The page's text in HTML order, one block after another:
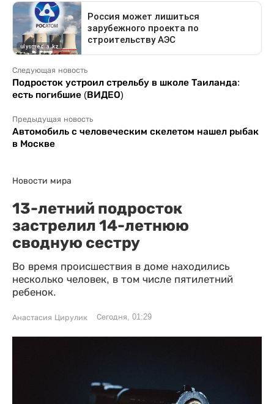
Следующая новость
Подросток устроил стрельбу в школе Таиланда:
есть погибшие (ВИДЕО)
Предыдущая новость
Автомобиль с человеческим скелетом нашел рыбак
в Москве
Новости мира
13-летний подросток
застрелил 14-летнюю
сводную сестру
Во время происшествия в доме находились
несколько человек, в том числе пятилетний
ребенок.
Анастасия Цирулик Сегодня, 01:29